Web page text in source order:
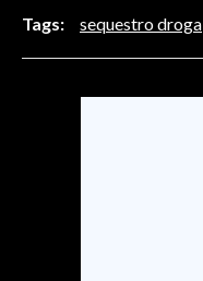
STORE
Tags: sequestro droga